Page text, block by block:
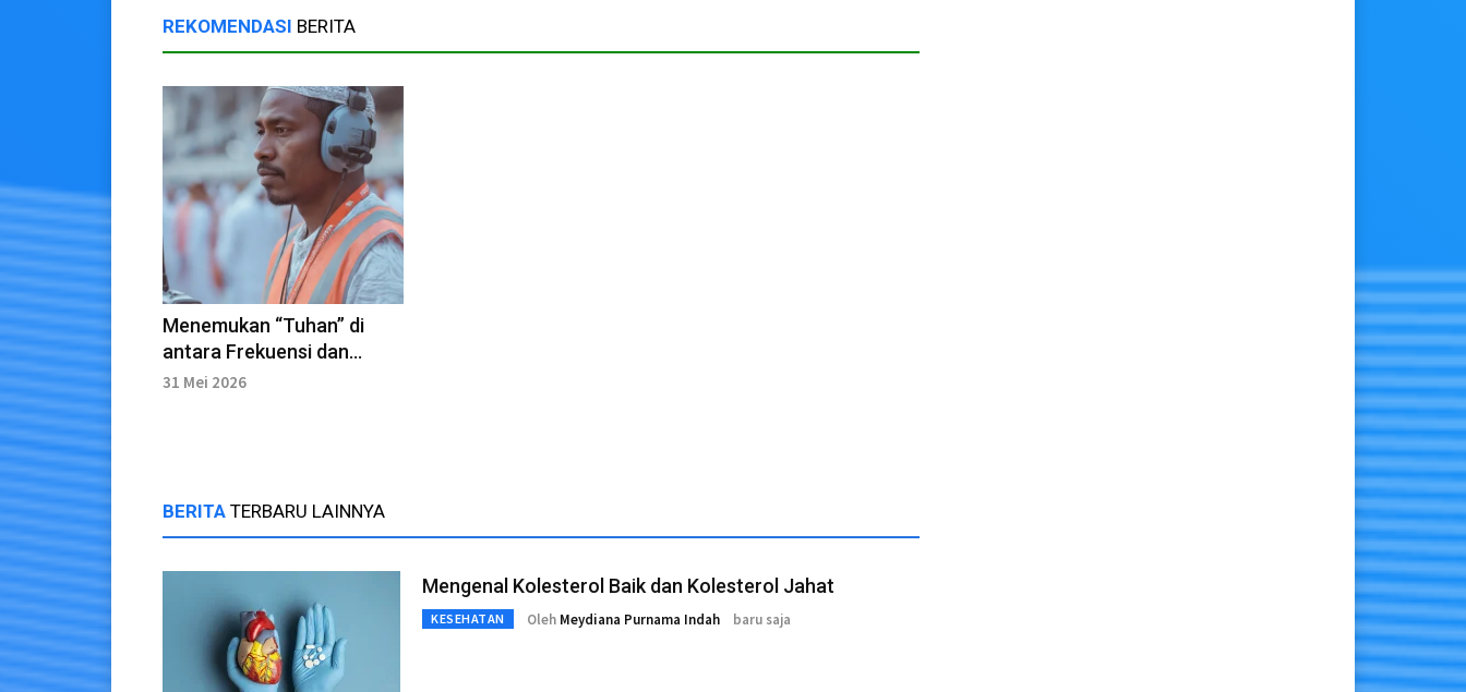
REKOMENDASI BERITA
Menemukan “Tuhan” di
antara Frekuensi dan
Desibel
31 Mei 2026
BERITA TERBARU LAINNYA
Mengenal Kolesterol Baik dan Kolesterol Jahat
KESEHATAN Oleh Meydiana Purnama Indah baru saja